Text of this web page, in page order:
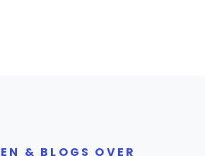
& BLOGS OVER